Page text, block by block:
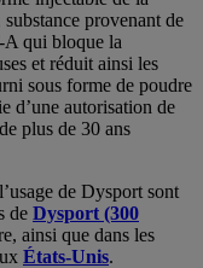
provenant de
qui bloque la
et réduit ainsi les
sous forme de poudre
d’une autorisation de
plus de 30 ans
de Dysport sont
de Dysport (300
ainsi que dans les
États-Unis.